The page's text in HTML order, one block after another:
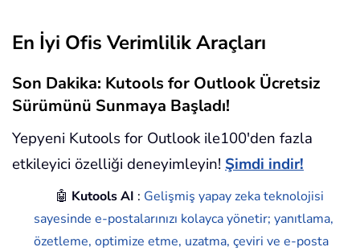
En İyi Ofis Verimlilik Araçları
Son Dakika: Kutools for Outlook Ücretsiz
Sürümünü Sunmaya Başladı!
Yepyeni Kutools for Outlook ile100'den fazla
etkileyici özelliği deneyimleyin! Şimdi indir!
🤖 Kutools AI : Gelişmiş yapay zeka teknolojisi
sayesinde e-postalarınızı kolayca yönetir; yanıtlama,
özetleme, optimize etme, uzatma, çeviri ve e-posta